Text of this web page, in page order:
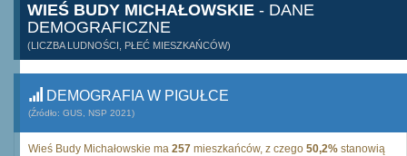
WIEŚ BUDY MICHAŁOWSKIE - DANE
DEMOGRAFICZNE
(LICZBA LUDNOŚCI, PŁEĆ MIESZKAŃCÓW)
DEMOGRAFIA W PIGUŁCE
(Źródło: GUS, NSP 2021)
Wieś Budy Michałowskie ma 257 mieszkańców, z czego 50,2% stanowią